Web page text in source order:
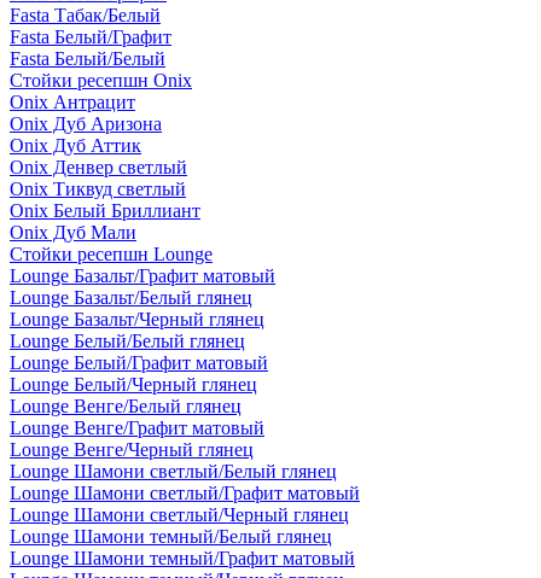
Fasta Табак/Белый
Fasta Белый/Графит
Fasta Белый/Белый
Стойки ресепшн Onix
Onix Антрацит
Onix Дуб Аризона
Onix Дуб Аттик
Onix Денвер светлый
Onix Тиквуд светлый
Onix Белый Бриллиант
Onix Дуб Мали
Стойки ресепшн Lounge
Lounge Базальт/Графит матовый
Lounge Базальт/Белый глянец
Lounge Базальт/Черный глянец
Lounge Белый/Белый глянец
Lounge Белый/Графит матовый
Lounge Белый/Черный глянец
Lounge Венге/Белый глянец
Lounge Венге/Графит матовый
Lounge Венге/Черный глянец
Lounge Шамони светлый/Белый глянец
Lounge Шамони светлый/Графит матовый
Lounge Шамони светлый/Черный глянец
Lounge Шамони темный/Белый глянец
Lounge Шамони темный/Графит матовый